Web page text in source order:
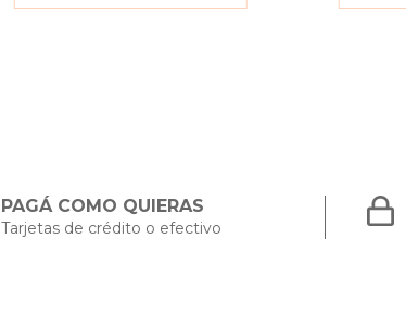
PAGÁ COMO QUIERAS
Tarjetas de crédito o efectivo